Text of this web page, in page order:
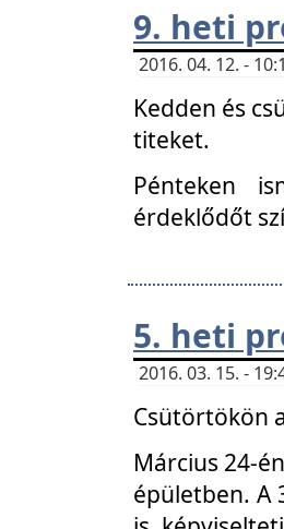
9. heti
2016. 04. 12. -
Kedden és
titeket.
Pénteken
érdeklődőt
5. heti
2016. 03. 15. -
Csütörtökön
Március 24-
épületben. A